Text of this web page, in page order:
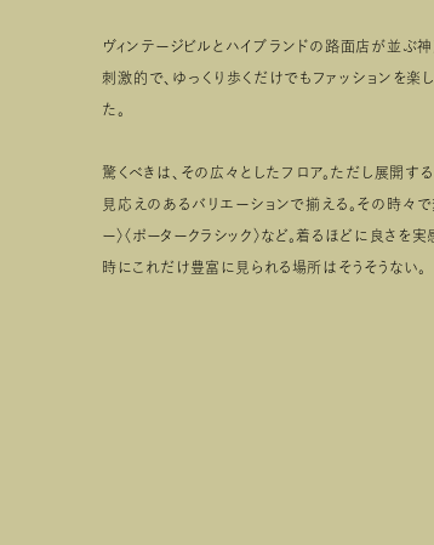
ヴィンテージビルとハイブランドの路面店が並ぶ
刺激的で、ゆっくり歩くだけでもファッションを楽
た。
驚くべきは、その広々としたフロア。ただし展開す
見応えのあるバリエーションで揃える。その時々
ー〉〈ポータークラシック〉など。着るほどに良さを
時にこれだけ豊富に見られる場所はそうそうない。